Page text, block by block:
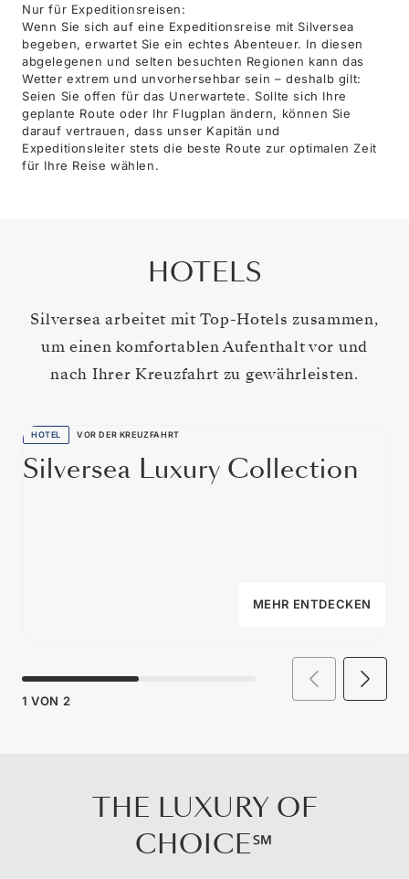
Nur für Expeditionsreisen:
Wenn Sie sich auf eine Expeditionsreise mit Silversea
begeben, erwartet Sie ein echtes Abenteuer. In diesen
abgelegenen und selten besuchten Regionen kann das
Wetter extrem und unvorhersehbar sein – deshalb gilt:
Seien Sie offen für das Unerwartete. Sollte sich Ihre
geplante Route oder Ihr Flugplan ändern, können Sie
darauf vertrauen, dass unser Kapitän und
Expeditionsleiter stets die beste Route zur optimalen Zeit
für Ihre Reise wählen.
HOTELS
Silversea arbeitet mit Top-Hotels zusammen,
um einen komfortablen Aufenthalt vor und
nach Ihrer Kreuzfahrt zu gewährleisten.
HOTEL VOR DER KREUZFAHRT
Silversea Luxury Collection
MEHR ENTDECKEN
1 VON 2
THE LUXURY OF
CHOICE℠